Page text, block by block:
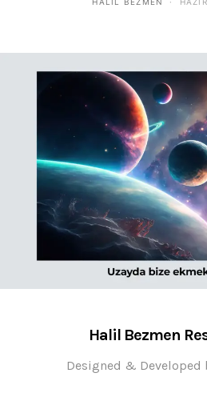
Halil Bezmen
Designed & Developed